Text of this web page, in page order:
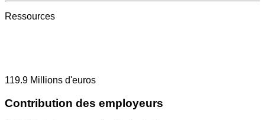
Ressources
119.9 Millions d'euros
Contribution des employeurs